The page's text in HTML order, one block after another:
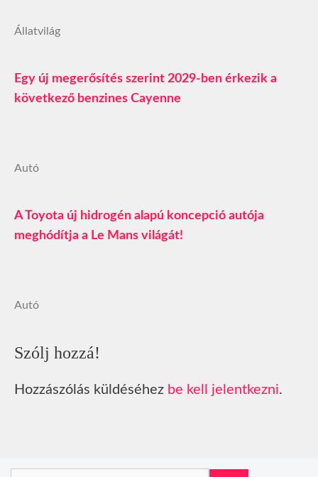
Állatvilág
Egy új megerősítés szerint 2029-ben érkezik a
következő benzines Cayenne
Autó
A Toyota új hidrogén alapú koncepció autója
meghódítja a Le Mans világát!
Autó
Szólj hozzá!
Hozzászólás küldéséhez be kell jelentkezni.